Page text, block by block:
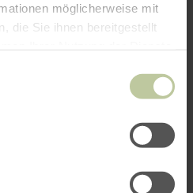
möglicherweise mit
die Sie ihnen bereitgestellt